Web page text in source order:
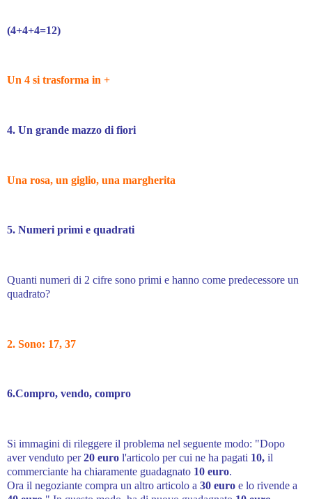
(4+4+4=12)
Un 4 si trasforma in +
4. Un grande mazzo di fiori
Una rosa, un giglio, una margherita
5. Numeri primi e quadrati
Quanti numeri di 2 cifre sono primi e hanno come predecessore un
quadrato?
2. Sono: 17, 37
6.Compro, vendo, compro
Si immagini di rileggere il problema nel seguente modo: "Dopo
aver venduto per20 euro l'articolo per cui ne ha pagati 10, il
commerciante ha chiaramente guadagnato 10 euro.
Ora il negoziante compra un altro articolo a 30 euro e lo rivende a